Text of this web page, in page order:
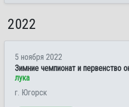
2022
5 ноября 2022
Зимние чемпионат и первенство
лука
г. Югорск